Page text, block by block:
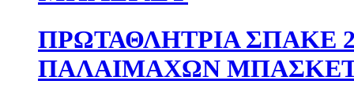
ΠΡΩΤΑΘΛΗΤΡΙΑ ΣΠΑΚΕ
ΠΑΛΑΙΜΑΧΩΝ